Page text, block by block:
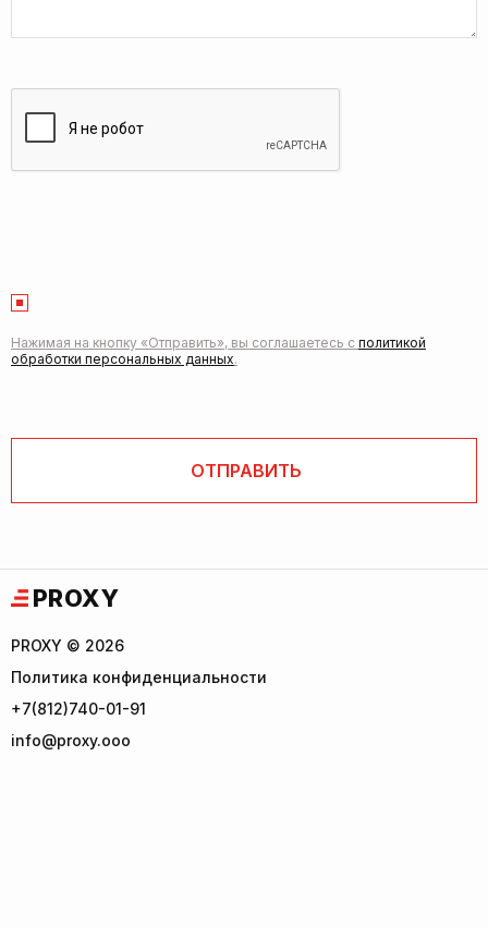
Нажимая на кнопку «Отправить», вы соглашаетесь с политикой
обработки персональных данных.
PROXY
PROXY © 2026
Политика конфиденциальности
+7(812)740-01-91
info@proxy.ooo